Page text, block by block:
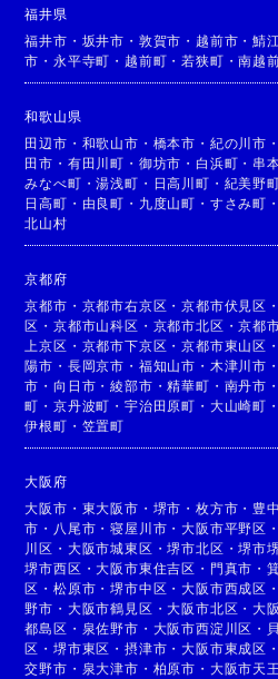
福井県
福井市 ・ 坂井市 ・ 敦賀市 ・ 越前市 ・鯖
市 ・永平寺町 ・ 越前町 ・若狭町 ・南越
和歌山県
田辺市 ・ 和歌山市 ・ 橋本市 ・ 紀の川市 ・
田市 ・ 有田川町 ・ 御坊市 ・ 白浜町 ・ 串
みなべ町 ・湯浅町 ・ 日高川町 ・ 紀美野
日高町 ・ 由良町 ・ 九度山町 ・ すさみ町 ・
北山村
京都府
京都市 ・ 京都市右京区 ・京都市伏見区 ・
区 ・京都市山科区 ・ 京都市北区 ・京都
上京区 ・ 京都市下京区 ・京都市東山区 ・
陽市 ・ 長岡京市 ・ 福知山市 ・ 木津川市 ・
市 ・向日市 ・綾部市 ・精華町 ・ 南丹市 ・
町 ・京丹波町 ・宇治田原町 ・ 大山崎町 ・
伊根町 ・ 笠置町
大阪府
大阪市 ・ 東大阪市 ・ 堺市 ・枚方市 ・ 豊
市 ・ 八尾市 ・寝屋川市 ・大阪市平野区 ・
川区 ・ 大阪市城東区 ・堺市北区 ・堺市
堺市西区 ・大阪市東住吉区 ・ 門真市 ・
区 ・松原市 ・堺市中区 ・大阪市西成区 ・
野市 ・ 大阪市鶴見区 ・大阪市北区 ・大
都島区 ・ 泉佐野市 ・ 大阪市西淀川区 ・
区 ・堺市東区 ・摂津市 ・大阪市東成区 ・
交野市 ・ 泉大津市 ・ 柏原市 ・ 大阪市天